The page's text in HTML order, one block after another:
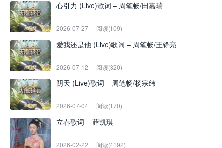
心引力 (Live)歌词 – 周笔畅/田嘉瑞
2026-07-27 阅读(109)
爱我还是他 (Live)歌词 – 周笔畅/王铮亮
2026-07-12 阅读(320)
阴天 (Live)歌词 – 周笔畅/杨宗纬
2026-07-04 阅读(170)
立春歌词 – 薛凯琪
2026-02-22 阅读(4192)